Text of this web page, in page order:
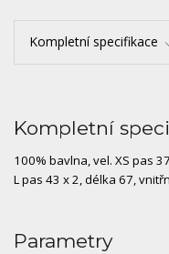
Kompletní specifikace
Kompletní
100% bavlna, vel. XS pas
L pas 43 x 2, délka 67,
Parametry